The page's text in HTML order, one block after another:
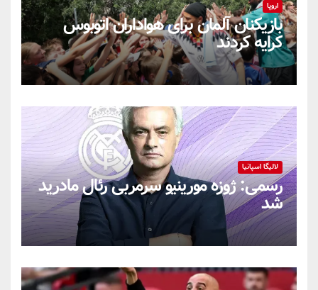
اروپا
بازیکنان آلمان برای هواداران اتوبوس
کرایه کردند
لالیگا اسپانیا
رسمی: ژوزه مورینیو سرمربی رئال مادرید
شد